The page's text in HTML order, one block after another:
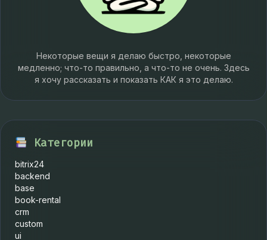
Некоторые вещи я делаю быстро, некоторые
медленно; что-то правильно, а что-то не очень. Здесь
я хочу рассказать и показать КАК я это делаю.
Категории
bitrix24
backend
base
book-rental
crm
custom
ui